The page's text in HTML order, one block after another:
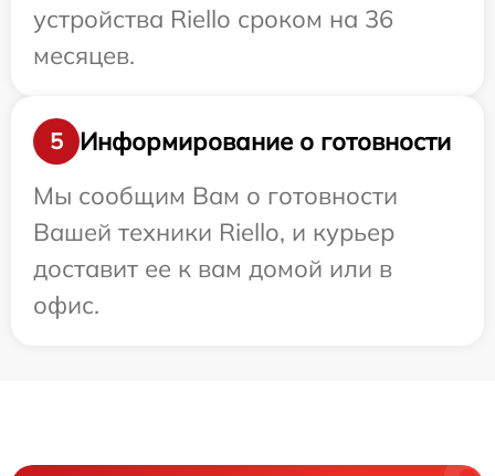
устройства Riello сроком на 36
месяцев.
5
Информирование о готовности
Мы сообщим Вам о готовности
Вашей техники Riello, и курьер
доставит ее к вам домой или в
офис.